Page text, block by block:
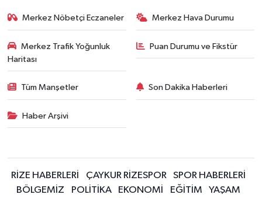
Merkez Nöbetçi Eczaneler Merkez Hava Durumu
Merkez Trafik Yoğunluk
Haritası
Puan Durumu ve Fikstür
Tüm Manşetler Son Dakika Haberleri
Haber Arşivi
RİZE HABERLERİ ÇAYKUR RİZESPOR
SPOR HABERLERİ
BÖLGEMİZ
POLİTİKA EKONOMİ EĞİTİM
YAŞAM